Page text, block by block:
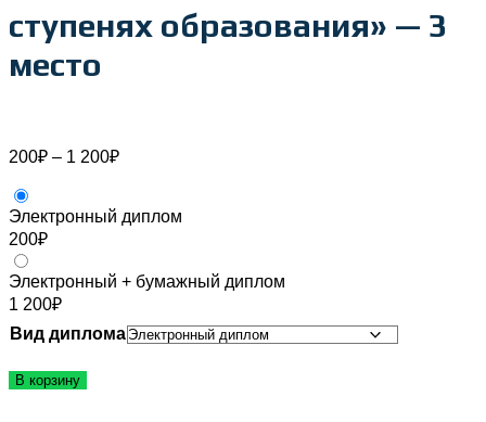
ступенях образования» — 3
место
200₽ – 1 200₽Диапазон
–
Электронный диплом
200₽
Электронный + бумажный диплом
1 200₽
Вид диплома
В корзину